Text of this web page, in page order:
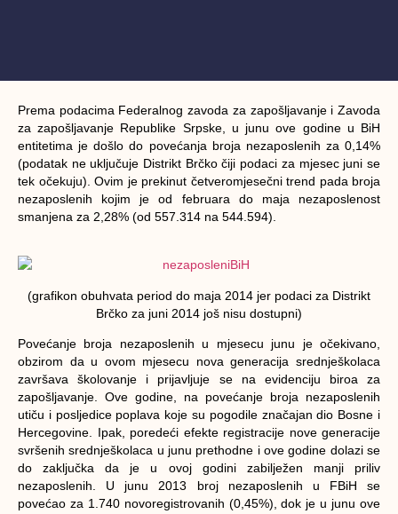
Prema podacima Federalnog zavoda za zapošljavanje i Zavoda
za zapošljavanje Republike Srpske, u junu ove godine u BiH
entitetima je došlo do povećanja broja nezaposlenih za 0,14%
(podatak ne uključuje Distrikt Brčko čiji podaci za mjesec juni se
tek očekuju). Ovim je prekinut četveromjesečni trend pada broja
nezaposlenih kojim je od februara do maja nezaposlenost
smanjena za 2,28% (od 557.314 na 544.594).
(grafikon obuhvata period do maja 2014 jer podaci za Distrikt
Brčko za juni 2014 još nisu dostupni)
Povećanje broja nezaposlenih u mjesecu junu je očekivano,
obzirom da u ovom mjesecu nova generacija srednješkolaca
završava školovanje i prijavljuje se na evidenciju biroa za
zapošljavanje. Ove godine, na povećanje broja nezaposlenih
utiču i posljedice poplava koje su pogodile značajan dio Bosne i
Hercegovine. Ipak, poredeći efekte registracije nove generacije
svršenih srednješkolaca u junu prethodne i ove godine dolazi se
do zaključka da je u ovoj godini zabilježen manji priliv
nezaposlenih. U junu 2013 broj nezaposlenih u FBiH se
povećao za 1.740 novoregistrovanih (0,45%), dok je u junu ove